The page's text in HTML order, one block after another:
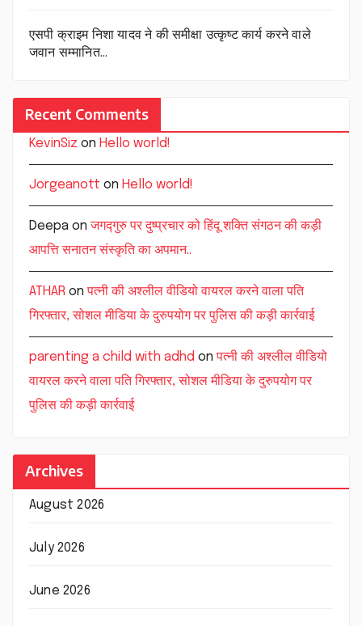
एसपी क्राइम निशा यादव ने की समीक्षा उत्कृष्ट कार्य करने वाले
जवान सम्मानित…
Recent Comments
KevinSiz on Hello world!
Jorgeanott on Hello world!
Deepa onजगद्गुरु पर दुष्प्रचार को हिंदू शक्ति संगठन की कड़ी
आपत्ति सनातन संस्कृति का अपमान..
ATHAR onपत्नी की अश्लील वीडियो वायरल करने वाला पति
गिरफ्तार, सोशल मीडिया के दुरुपयोग पर पुलिस की कड़ी कार्रवाई
parenting a child with adhd onपत्नी की अश्लील वीडियो
वायरल करने वाला पति गिरफ्तार, सोशल मीडिया के दुरुपयोग पर
पुलिस की कड़ी कार्रवाई
Archives
August 2026
July 2026
June 2026